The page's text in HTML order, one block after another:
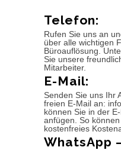
Telefon:
Rufen Sie uns an
über alle wichtigen
Büroauflösung.
Sie unsere
Mitarbeiter.
E-Mail:
Senden Sie uns Ihr
freien E-Mail an:
können Sie in der
anfügen. So
kostenfreies
WhatsApp